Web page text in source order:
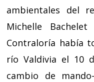
ambientales del
Michelle
Contraloría había
río Valdivia el 10
cambio de